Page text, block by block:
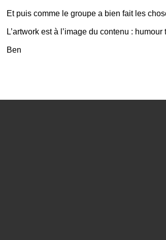
Et puis comme le groupe a bien fait les
L’artwork est à l’image du contenu :
Ben